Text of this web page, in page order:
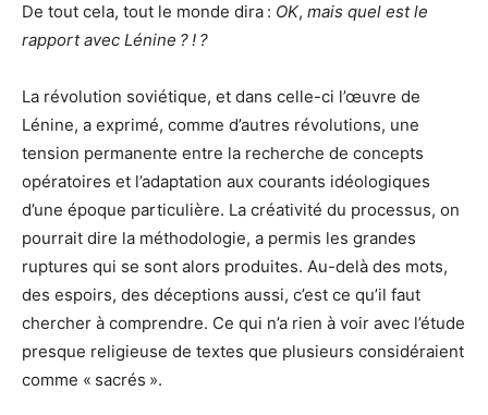
De tout cela, tout le monde dira : OK, mais quel est le
rapport avec Lénine ? ! ?
La révolution soviétique, et dans celle-ci l’œuvre de
Lénine, a exprimé, comme d’autres révolutions, une
tension permanente entre la recherche de concepts
opératoires et l’adaptation aux courants idéologiques
d’une époque particulière. La créativité du processus, on
pourrait dire la méthodologie, a permis les grandes
ruptures qui se sont alors produites. Au-delà des mots,
des espoirs, des déceptions aussi, c’est ce qu’il faut
chercher à comprendre. Ce qui n’a rien à voir avec l’étude
presque religieuse de textes que plusieurs considéraient
comme « sacrés ».